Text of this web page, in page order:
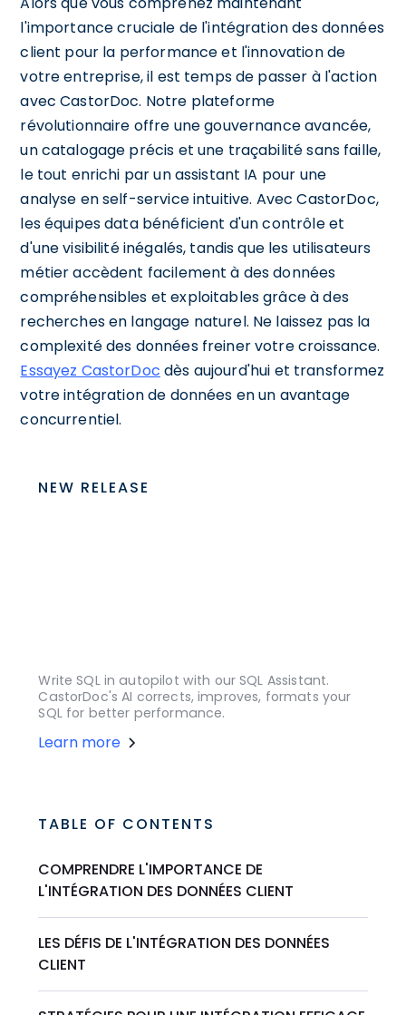
l'importance cruciale de l'intégration des données
client pour la performance et l'innovation de
votre entreprise, il est temps de passer à l'action
avec CastorDoc. Notre plateforme
révolutionnaire offre une gouvernance avancée,
un catalogage précis et une traçabilité sans faille,
le tout enrichi par un assistant IA pour une
analyse en self-service intuitive. Avec CastorDoc,
les équipes data bénéficient d'un contrôle et
d'une visibilité inégalés, tandis que les utilisateurs
métier accèdent facilement à des données
compréhensibles et exploitables grâce à des
recherches en langage naturel. Ne laissez pas la
complexité des données freiner votre croissance.
Essayez CastorDoc dès aujourd'hui et transformez
votre intégration de données en un avantage
concurrentiel.
NEW RELEASE
Write SQL in autopilot with our SQL Assistant.
CastorDoc's AI corrects, improves, formats your
SQL for better performance.
Learn more
TABLE OF CONTENTS
COMPRENDRE L'IMPORTANCE DE
L'INTÉGRATION DES DONNÉES CLIENT
LES DÉFIS DE L'INTÉGRATION DES DONNÉES
CLIENT